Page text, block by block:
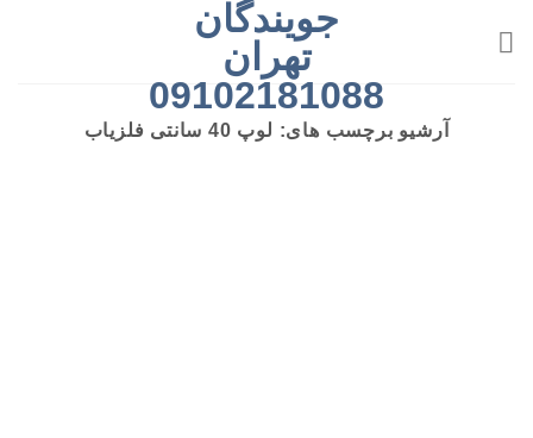
جویندگان
تهران
09102181088
آرشیو برچسب های: لوپ 40 سانتی فلزیاب